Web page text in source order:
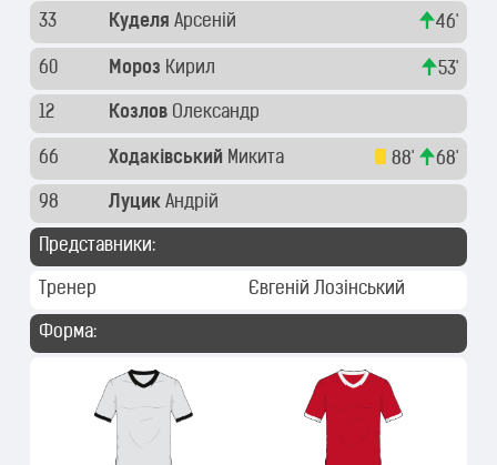
33 Куделя Арсеній 46'
60 Мороз Кирил 53'
12 Козлов Олександр
66 Ходаківський Микита 88' 68'
98 Луцик Андрій
Представники:
Тренер Євгеній Лозінський
Форма: